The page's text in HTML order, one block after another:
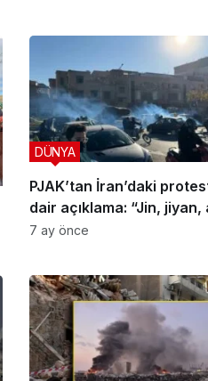
PJAK’tan İran’daki
dair açıklama: “Jin, jiyan,
devriminin devamıdır, her
DÜNYA
7 ay önce